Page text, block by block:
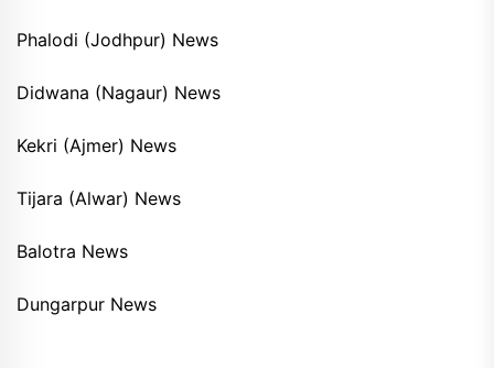
Phalodi (Jodhpur) News
Didwana (Nagaur) News
Kekri (Ajmer) News
Tijara (Alwar) News
Balotra News
Dungarpur News